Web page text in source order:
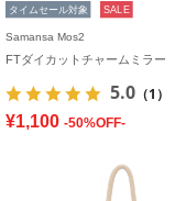
タイムセール対象 SALE
Samansa Mos2
FTダイカットチャームミラー
5.0 （1）
¥1,100 -50%OFF-